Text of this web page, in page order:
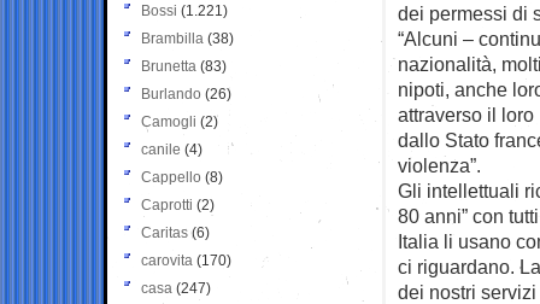
dei permessi di
“Alcuni –
nazionalità,
nipoti, anche
attraverso il
dallo Stato
violenza”.
Gli intellettuali
80 anni” con
Italia li usano
ci riguardano.
dei nostri
Bossi (1.221)
Brambilla (38)
Brunetta (83)
Burlando (26)
Camogli (2)
canile (4)
Cappello (8)
Caprotti (2)
Caritas (6)
carovita (170)
casa (247)